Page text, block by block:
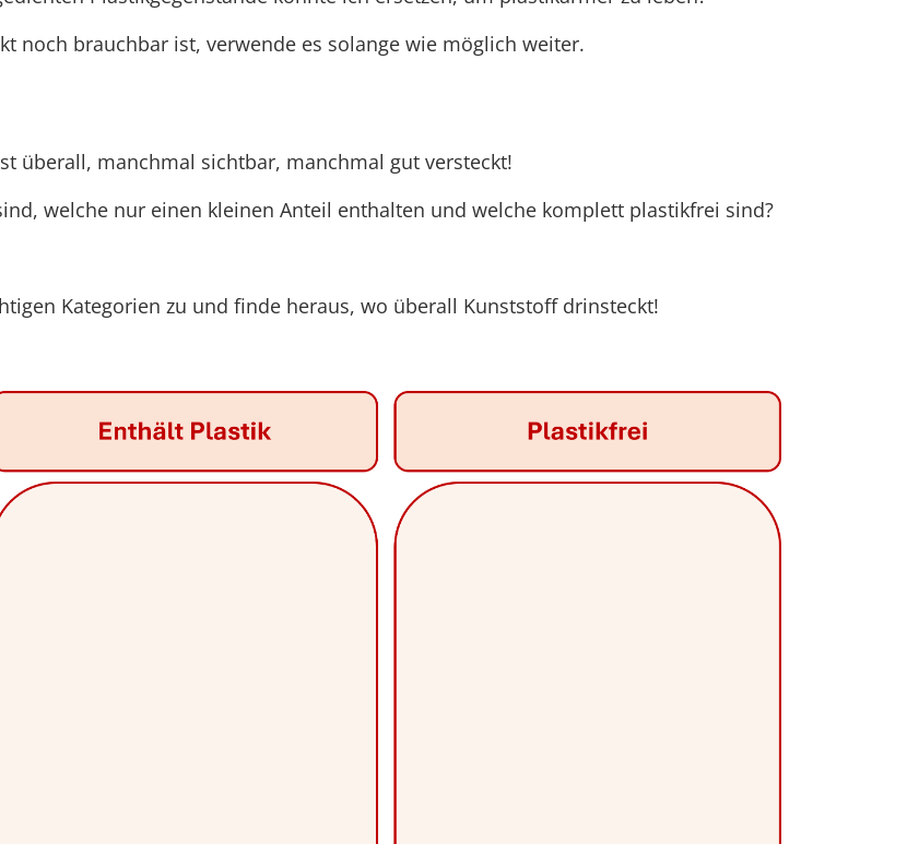
noch brauchbar ist, verwende es solange wie möglich weiter.
überall, manchmal sichtbar, manchmal gut versteckt!
welche nur einen kleinen Anteil enthalten und welche komplett plastikfrei sind?
Kategorien zu und finde heraus, wo überall Kunststoff drinsteckt!